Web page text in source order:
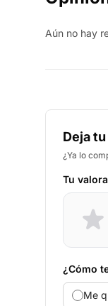
Aún no hay
Deja
¿Ya lo
Tu
¿Cómo
Me